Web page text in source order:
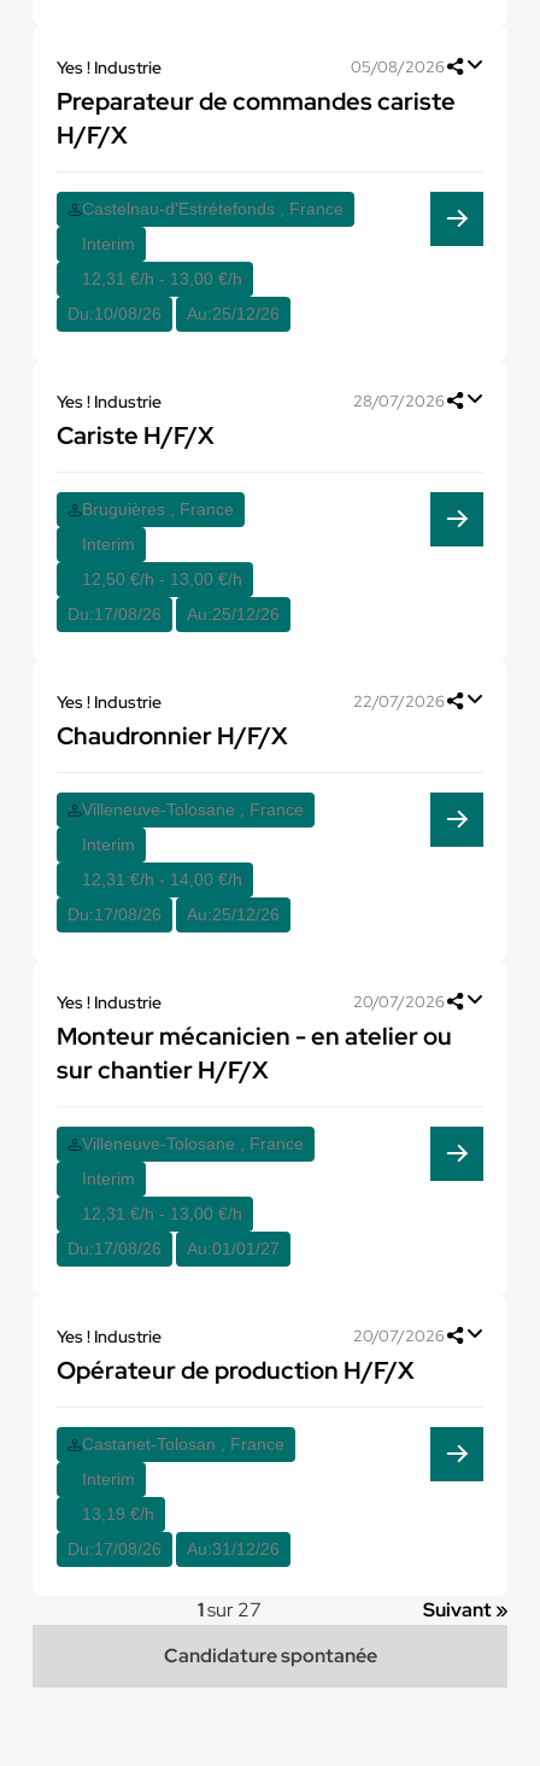
Yes ! Industrie 05/08/2026
Preparateur de commandes cariste
H/F/X
Castelnau-d'Estrétefonds , France
Interim
12,31 €/h - 13,00 €/h
Du:10/08/26 Au:25/12/26
Yes ! Industrie 28/07/2026
Cariste H/F/X
Bruguières , France
Interim
12,50 €/h - 13,00 €/h
Du:17/08/26 Au:25/12/26
Yes ! Industrie 22/07/2026
Chaudronnier H/F/X
Villeneuve-Tolosane , France
Interim
12,31 €/h - 14,00 €/h
Du:17/08/26 Au:25/12/26
Yes ! Industrie 20/07/2026
Monteur mécanicien - en atelier ou
sur chantier H/F/X
Villeneuve-Tolosane , France
Interim
12,31 €/h - 13,00 €/h
Du:17/08/26 Au:01/01/27
Yes ! Industrie 20/07/2026
Opérateur de production H/F/X
Castanet-Tolosan , France
Interim
13,19 €/h
Du:17/08/26 Au:31/12/26
1sur 27
Suivant »
Candidature spontanée